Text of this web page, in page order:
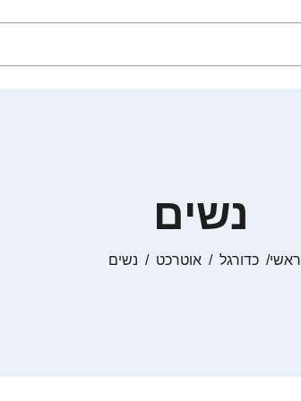
נשים
ראשי כדורגל אוטרכט נשים